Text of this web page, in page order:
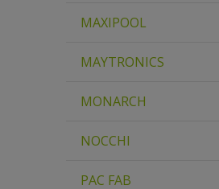
MAXIPOOL
MAYTRONICS
MONARCH
NOCCHI
PAC FAB